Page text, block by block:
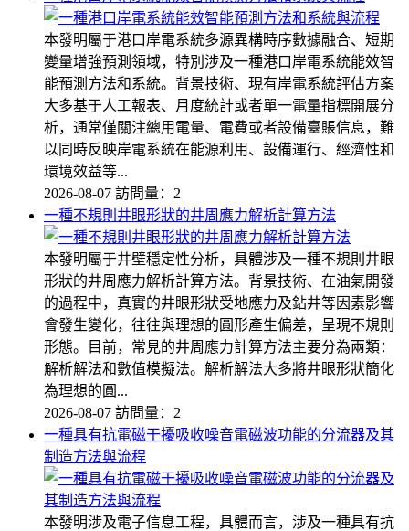
本發明屬于港口岸電系統多源異構時序數據融合、短期
變量增強預測領域，特別涉及一種港口岸電系統能效智
能預測方法和系統。背景技術、現有岸電系統評估方案
大多基于人工報表、月度統計或者單一電量指標開展分
析，通常僅關注總用電量、電費或者設備臺賬信息，難
以同時反映岸電系統在能源利用、設備運行、經濟性和
環境效益等...
2026-08-07 訪問量：2
一種不規則井眼形狀的井周應力解析計算方法
本發明屬于井壁穩定性分析，具體涉及一種不規則井眼
形狀的井周應力解析計算方法。背景技術、在油氣開發
的過程中，真實的井眼形狀受地應力及鉆井等因素影響
會發生變化，往往與理想的圓形產生偏差，呈現不規則
形態。目前，常見的井周應力計算方法主要分為兩類：
解析解法和數值模擬法。解析解法大多將井眼形狀簡化
為理想的圓...
2026-08-07 訪問量：2
一種具有抗電磁干擾吸收噪音電磁波功能的分流器及其
制造方法與流程
本發明涉及電子信息工程，具體而言，涉及一種具有抗